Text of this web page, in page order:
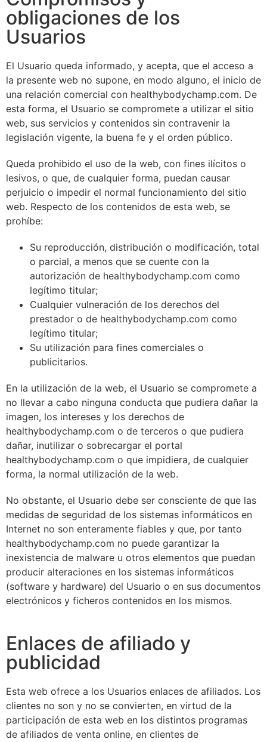
obligaciones de los
Usuarios
El Usuario queda informado, y acepta, que el acceso a
la presente web no supone, en modo alguno, el inicio de
una relación comercial con healthybodychamp.com. De
esta forma, el Usuario se compromete a utilizar el sitio
web, sus servicios y contenidos sin contravenir la
legislación vigente, la buena fe y el orden público.
Queda prohibido el uso de la web, con fines ilícitos o
lesivos, o que, de cualquier forma, puedan causar
perjuicio o impedir el normal funcionamiento del sitio
web. Respecto de los contenidos de esta web, se
prohíbe:
Su reproducción, distribución o modificación, total
o parcial, a menos que se cuente con la
autorización de healthybodychamp.com como
legítimo titular;
Cualquier vulneración de los derechos del
prestador o de healthybodychamp.com como
legítimo titular;
Su utilización para fines comerciales o
publicitarios.
En la utilización de la web, el Usuario se compromete a
no llevar a cabo ninguna conducta que pudiera dañar la
imagen, los intereses y los derechos de
healthybodychamp.com o de terceros o que pudiera
dañar, inutilizar o sobrecargar el portal
healthybodychamp.com o que impidiera, de cualquier
forma, la normal utilización de la web.
No obstante, el Usuario debe ser consciente de que las
medidas de seguridad de los sistemas informáticos en
Internet no son enteramente fiables y que, por tanto
healthybodychamp.com no puede garantizar la
inexistencia de malware u otros elementos que puedan
producir alteraciones en los sistemas informáticos
(software y hardware) del Usuario o en sus documentos
electrónicos y ficheros contenidos en los mismos.
Enlaces de afiliado y
publicidad
Esta web ofrece a los Usuarios enlaces de afiliados. Los
clientes no son y no se convierten, en virtud de la
participación de esta web en los distintos programas
de afiliados de venta online, en clientes de